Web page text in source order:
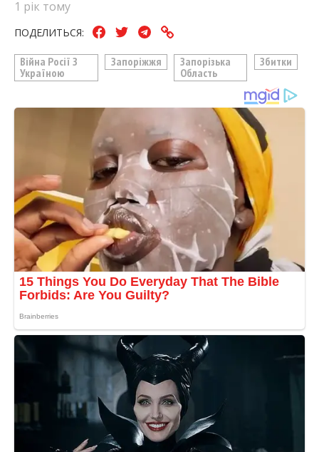
1 рік тому
ПОДЕЛИТЬСЯ:
Війна Росії З
Україною
Запоріжжя
Запорізька
Область
Збитки